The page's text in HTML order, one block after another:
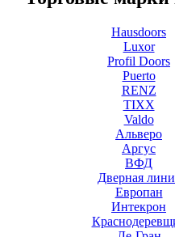
Hausdoors
Luxor
Profil Doors
Puerto
RENZ
TIXX
Valdo
Альверо
Аргус
ВФД
Дверная
Европан
Интекрон